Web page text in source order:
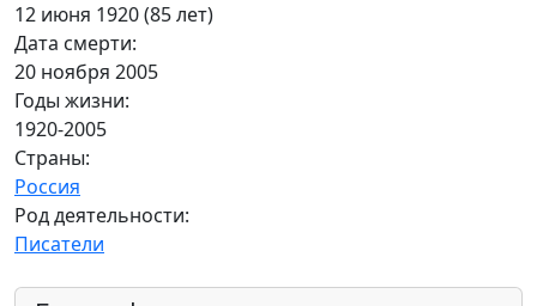
12 июня 1920 (85 лет)
Дата смерти:
20 ноября 2005
Годы жизни:
1920-2005
Страны:
Россия
Род деятельности:
Писатели